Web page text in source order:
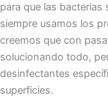
para que las bacterias
siempre usamos los
creemos que con
solucionando todo,
desinfectantes
superficies.